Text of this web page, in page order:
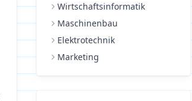
Wirtschaftsinformatik
Maschinenbau
Elektrotechnik
Marketing